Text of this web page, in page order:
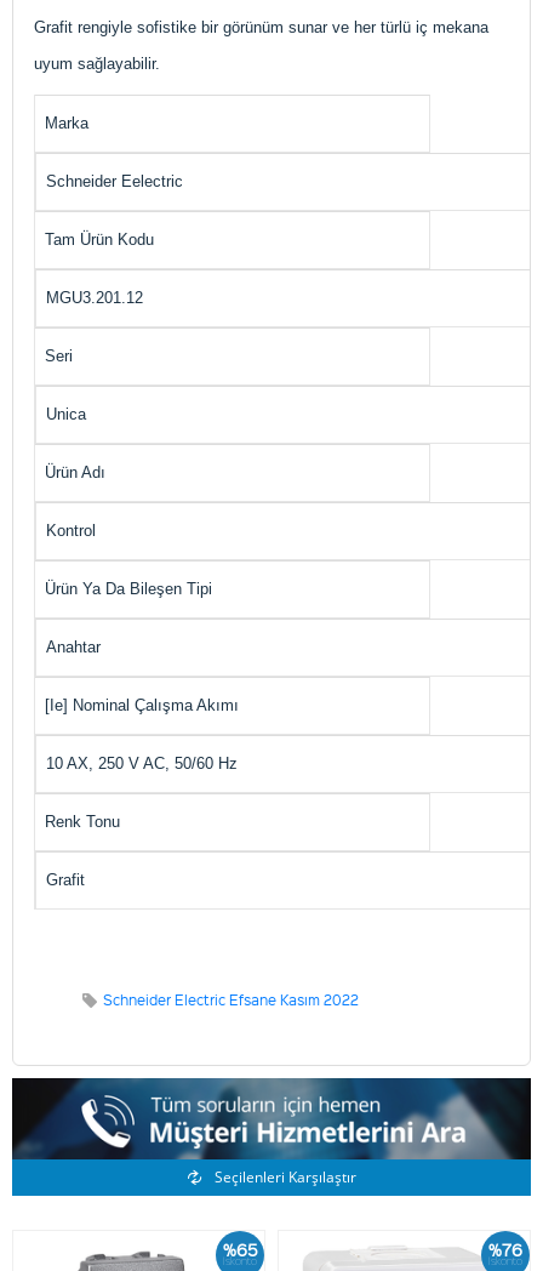
Grafit rengiyle sofistike bir görünüm sunar ve her türlü iç mekana
uyum sağlayabilir​.
Marka
Schneider Eelectric
Tam Ürün Kodu
MGU3.201.12
Seri
Unica
Ürün Adı
Kontrol
Ürün Ya Da Bileşen Tipi
Anahtar
[Ie] Nominal Çalışma Akımı
10 AX, 250 V AC, 50/60 Hz
Renk Tonu
Grafit
Schneider Electric Efsane Kasım 2022
Benzer Ürünler
Seçilenleri Karşılaştır
%65
İskonto %76
İskonto